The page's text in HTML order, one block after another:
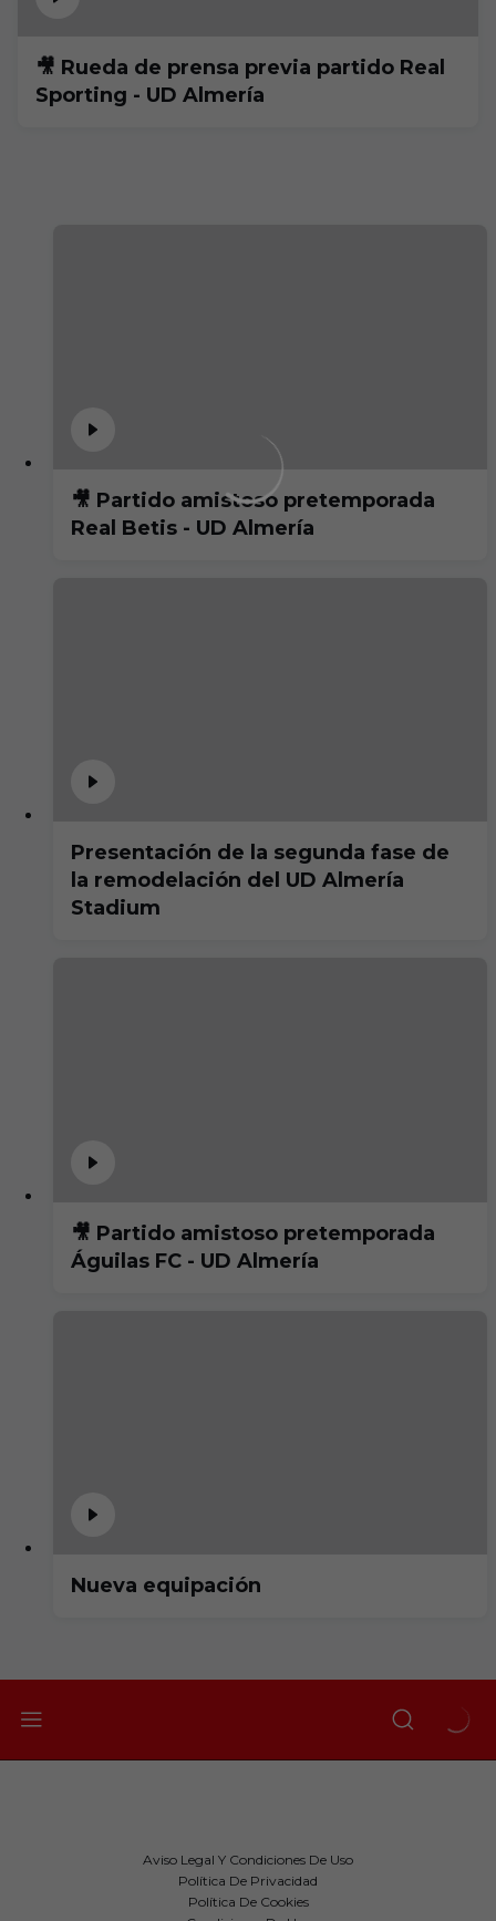
🎥 Rueda de prensa previa partido Real
Sporting - UD Almería
🎥 Partido amistoso pretemporada
Real Betis - UD Almería
Presentación de la segunda fase de
la remodelación del UD Almería
Stadium
🎥 Partido amistoso pretemporada
Águilas FC - UD Almería
Nueva equipación
Aviso Legal Y Condiciones De Uso
Política De Privacidad
Política De Cookies